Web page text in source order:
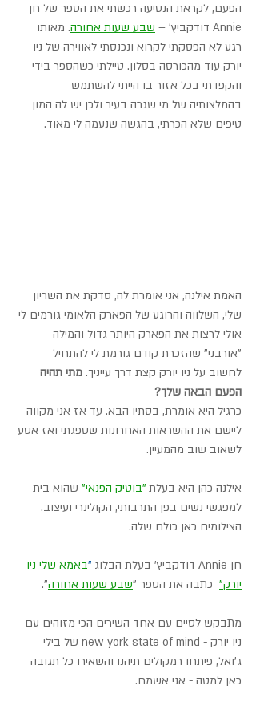
הפעם, לקראת הנסיעה רכשתי את הספר של חן
Annie דודקביץ' –
שבע שעות אחורה. מאותו
רגע לא הפסקתי לקרוא ונכנסתי לאווירה של ניו
יורק עוד מהכורסה בסלון. טיילתי כשהספר בידי
והקפדתי בכל אזור בו הייתי להשתמש
בהמלצותיה של מי שגרה בעיר ולכן יש לה המון
טיפים שלא הכרתי, בהגשה שנעמה לי מאוד.
האמת אילנה, אני אומרת לה, סדקת את השריון
שלי, השלווה והרוגע של הפארק הלאומי גורמים לי
אולי לרצות את הפארק היותר גדול והמילה
"אורבני" שהזכרת קודם גורמת לי להתחיל
לחשוב על ניו יורק קצת דרך עייניך. מתי תהיה
הפעם הבאה שלך?
כרגיל היא אומרת, בסתיו הבא. עד אז אני מקווה
ליישם את ההשראות האחרונות שספגתי ואז אסע
לשאוב שוב מהמעיין.
אילנה כהן היא בעלת "בוטיק הפנאי" שהוא בית
למפגשי נשים בפן התרבותי, הקולינרי ועיצוב.
הצילומים כאן כולם שלה.
חן Annie דודקביץ' בעלת הבלוג "באמא שלי ניו
יורק"
  כתבה את הספר "
שבע שעות אחורה".
מתבקש לסיים עם אחד השירים הכי מזוהים עם
ניו יורק - new york state of mind של בילי
ג'ואל, פיתחו רמקולים תיהנו והשאירו כל תגובה
כאן למטה - אני אשמח.